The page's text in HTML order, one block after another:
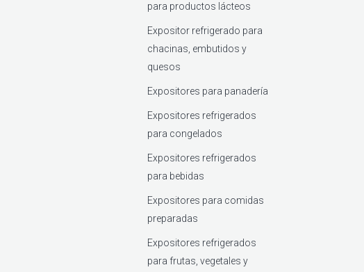
para productos lácteos
Expositor refrigerado para
chacinas, embutidos y
quesos
Expositores para panadería
Expositores refrigerados
para congelados
Expositores refrigerados
para bebidas
Expositores para comidas
preparadas
Expositores refrigerados
para frutas, vegetales y